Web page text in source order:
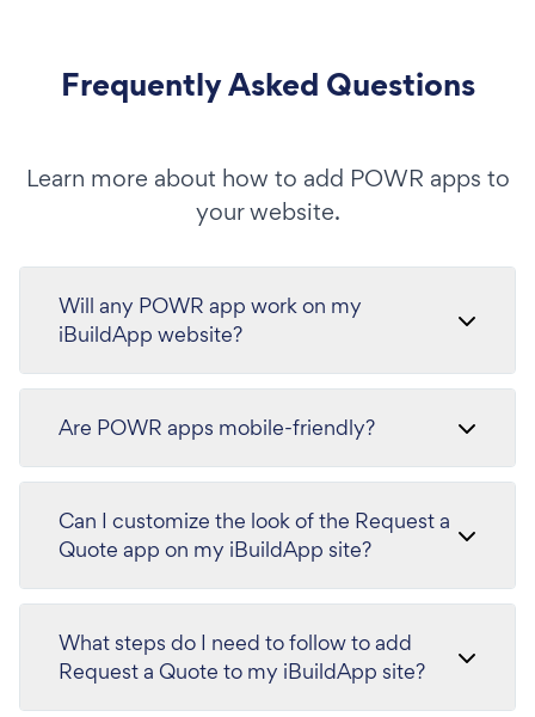
Frequently Asked Questions
Learn more about how to add POWR apps to
your website.
Will any POWR app work on my
iBuildApp website?
Are POWR apps mobile-friendly?
Can I customize the look of the Request a
Quote app on my iBuildApp site?
What steps do I need to follow to add
Request a Quote to my iBuildApp site?